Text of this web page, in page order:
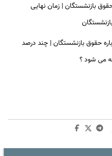
بازنشستگان | زمان نهایی
حقوق بازنشستگان | چند درصد
می شود ؟